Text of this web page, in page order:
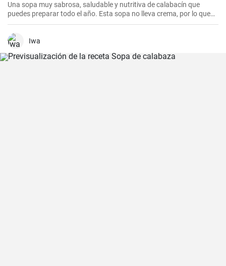
Una sopa muy sabrosa, saludable y nutritiva de calabacín que
puedes preparar todo el año. Esta sopa no lleva crema, por lo que
es ideal para diversas dietas.
Iwa